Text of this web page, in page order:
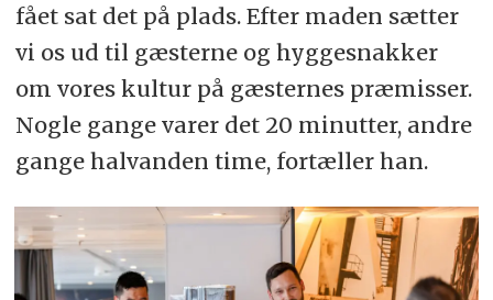
fået sat det på plads. Efter maden sætter
vi os ud til gæsterne og hyggesnakker
om vores kultur på gæsternes præmisser.
Nogle gange varer det 20 minutter, andre
gange halvanden time, fortæller han.